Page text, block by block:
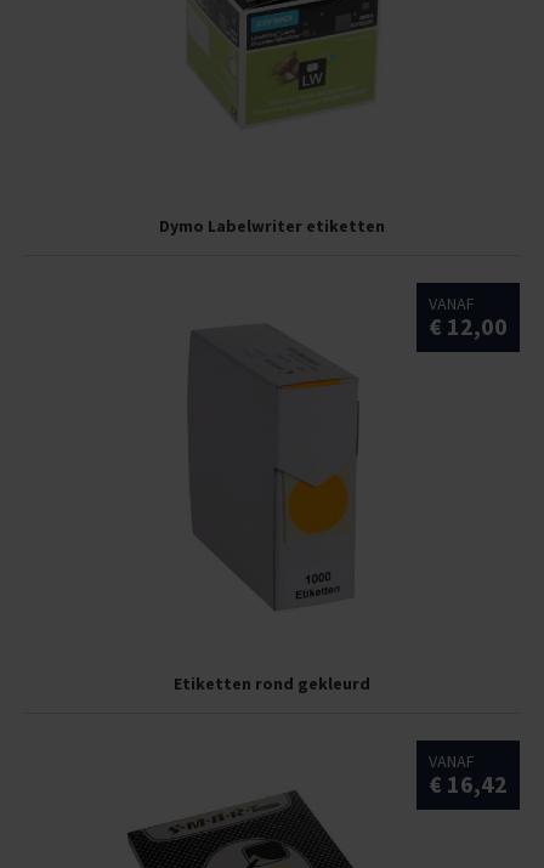
Dymo Labelwriter etiketten
Etiketten rond gekleurd
VANAF
€ 12,00
VANAF
€ 16,42